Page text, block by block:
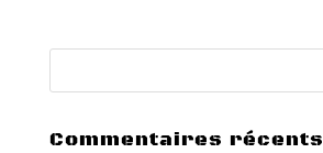
Commentaires récents